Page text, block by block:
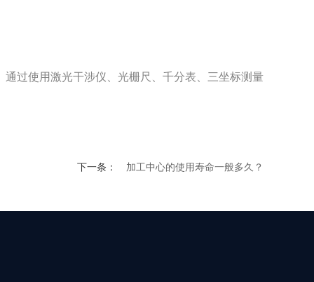
过使用激光干涉仪、光栅尺、千分表、三坐标测量
下一条： 加工中心的使用寿命一般多久？